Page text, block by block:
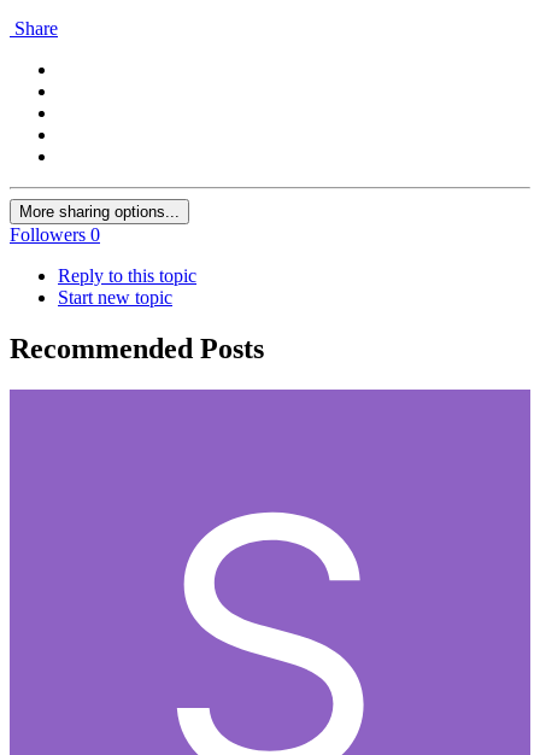
Share
More sharing options...
Followers 0
Reply to this topic
Start new topic
Recommended Posts